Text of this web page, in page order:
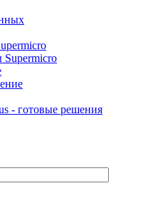
- готовые решения